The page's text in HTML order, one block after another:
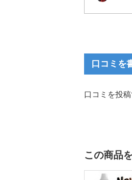
口コミを
口コミを投
この商品